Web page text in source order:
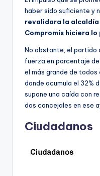
haber sido suficiente y
revalidara la alcaldía
Compromís hiciera
No obstante, el partido
fuerza en porcentaje
el más grande de todos
donde acumula el 32%
supone una caída con
dos concejales en ese
Ciudadanos